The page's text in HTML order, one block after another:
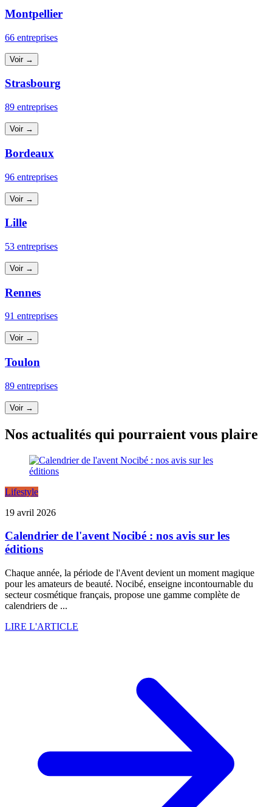
Montpellier
66 entreprises
Voir →
Strasbourg
89 entreprises
Voir →
Bordeaux
96 entreprises
Voir →
Lille
53 entreprises
Voir →
Rennes
91 entreprises
Voir →
Toulon
89 entreprises
Voir →
Nos actualités qui pourraient vous plaire
Lifestyle
19 avril 2026
Calendrier de l'avent Nocibé : nos avis sur les
éditions
Chaque année, la période de l'Avent devient un moment magique
pour les amateurs de beauté. Nocibé, enseigne incontournable du
secteur cosmétique français, propose une gamme complète de
calendriers de ...
LIRE L'ARTICLE